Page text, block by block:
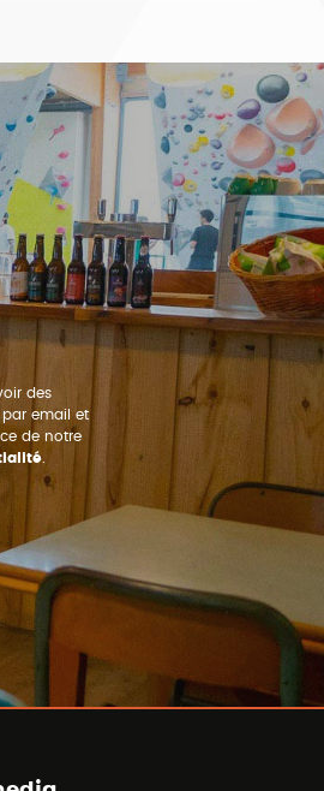
des
email et
de notre
.